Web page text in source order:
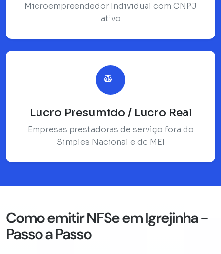
Microempreendedor Individual com CNPJ
ativo
Lucro Presumido / Lucro Real
Empresas prestadoras de serviço fora do
Simples Nacional e do MEI
Como emitir NFSe em Igrejinha -
Passo a Passo